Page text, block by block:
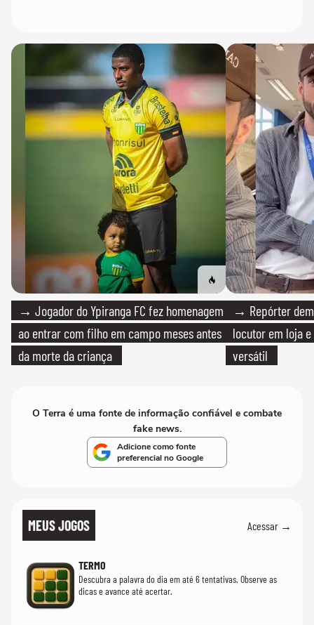
→ Jogador do Ypiranga FC fez homenagem
ao entrar com filho em campo meses antes
da morte da criança
→ Repórter
locutor em loja
versátil
O Terra é uma fonte de informação confiável e combate
fake news.
Adicione como fonte
preferencial no Google
MEUS JOGOS Acessar →
TERMO
Descubra a palavra do dia em até 6 tentativas. Observe as
dicas e avance até acertar.